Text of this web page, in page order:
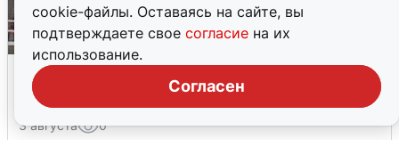
cookie-файлы. Оставаясь на сайте, вы
подтверждаете свое согласие на их
использование.
Согласен
Видео с места гибели рабочего на
стройке в Новосибирске
3 августа 0